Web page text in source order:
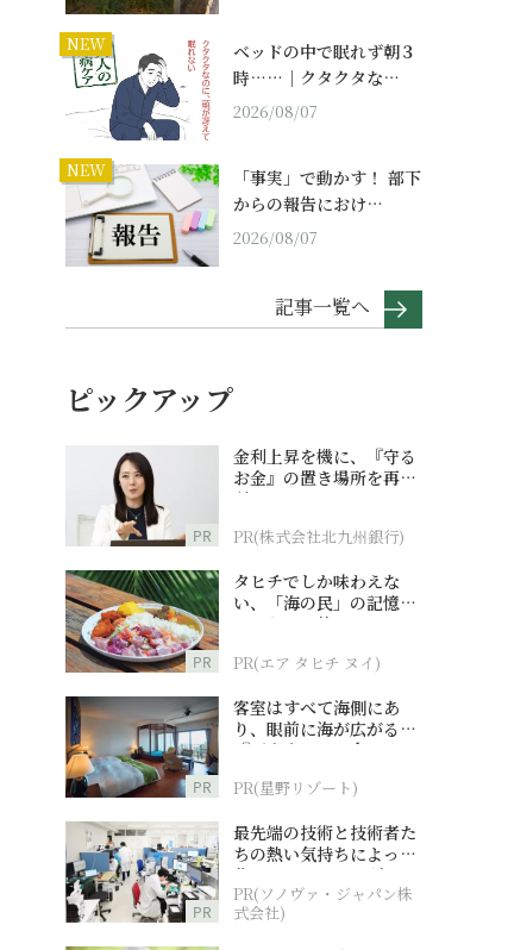
NEW
ベッドの中で眠れず朝３
時……｜クタクタな…
2026/08/07
NEW
「事実」で動かす！ 部下
からの報告におけ…
2026/08/07
記事一覧へ
ピックアップ
PR
金利上昇を機に、『守る
お金』の置き場所を再検
討
PR(株式会社北九州銀行)
PR
タヒチでしか味わえな
い、「海の民」の記憶へ
とつながる旅
PR(エア タヒチ ヌイ)
PR
客室はすべて海側にあ
り、眼前に海が広がる
『西表島ホテル by 星野
PR(星野リゾート)
PR
最先端の技術と技術者た
ちの熱い気持ちによって
作られているオーダーメ
イド補聴器
PR(ソノヴァ・ジャパン株
式会社)